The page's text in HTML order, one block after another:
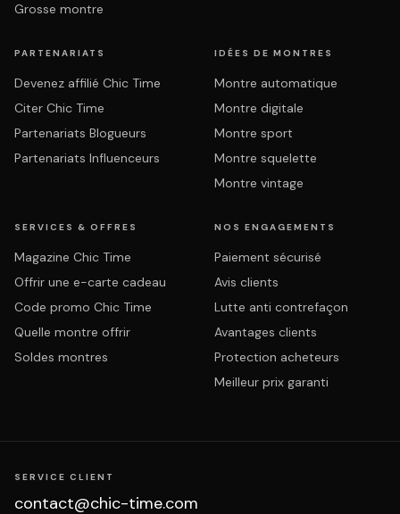
Grosse montre
PARTENARIATS
Devenez affilié Chic Time
Citer Chic Time
Partenariats Blogueurs
Partenariats Influenceurs
IDÉES DE MONTRES
Montre automatique
Montre digitale
Montre sport
Montre squelette
Montre vintage
SERVICES & OFFRES
Magazine Chic Time
Offrir une e-carte cadeau
Code promo Chic Time
Quelle montre offrir
Soldes montres
NOS ENGAGEMENTS
Paiement sécurisé
Avis clients
Lutte anti contrefaçon
Avantages clients
Protection acheteurs
Meilleur prix garanti
SERVICE CLIENT
contact@chic-time.com